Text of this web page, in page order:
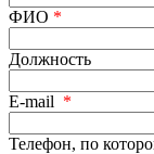
ФИО *
Должность
E-mail *
Телефон, по